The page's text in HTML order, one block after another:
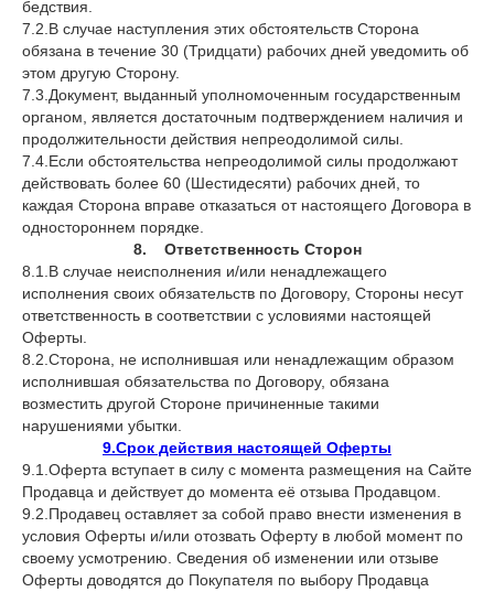
бедствия.
7.2.В случае наступления этих обстоятельств Сторона
обязана в течение 30 (Тридцати) рабочих дней уведомить об
этом другую Сторону.
7.3.Документ, выданный уполномоченным государственным
органом, является достаточным подтверждением наличия и
продолжительности действия непреодолимой силы.
7.4.Если обстоятельства непреодолимой силы продолжают
действовать более 60 (Шестидесяти) рабочих дней, то
каждая Сторона вправе отказаться от настоящего Договора в
одностороннем порядке.
8. Ответственность Сторон
8.1.В случае неисполнения и/или ненадлежащего
исполнения своих обязательств по Договору, Стороны несут
ответственность в соответствии с условиями настоящей
Оферты.
8.2.Сторона, не исполнившая или ненадлежащим образом
исполнившая обязательства по Договору, обязана
возместить другой Стороне причиненные такими
нарушениями убытки.
9.Срок действия настоящей Оферты
9.1.Оферта вступает в силу с момента размещения на Сайте
Продавца и действует до момента её отзыва Продавцом.
9.2.Продавец оставляет за собой право внести изменения в
условия Оферты и/или отозвать Оферту в любой момент по
своему усмотрению. Сведения об изменении или отзыве
Оферты доводятся до Покупателя по выбору Продавца